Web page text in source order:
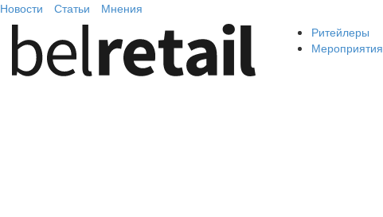
Новости Статьи Мнения
Ритейлеры
Мероприятия